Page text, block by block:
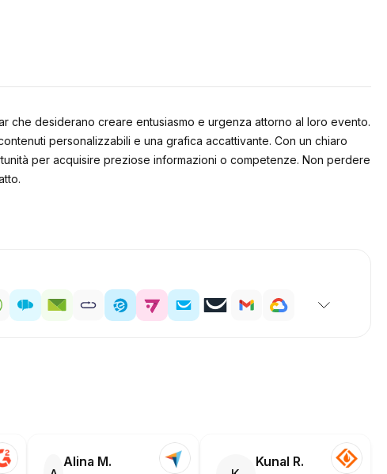
che desiderano creare entusiasmo e urgenza attorno al loro evento.
personalizzabili e una grafica accattivante. Con un chiaro
per acquisire preziose informazioni o competenze. Non perdere
Alina M. Kunal R.